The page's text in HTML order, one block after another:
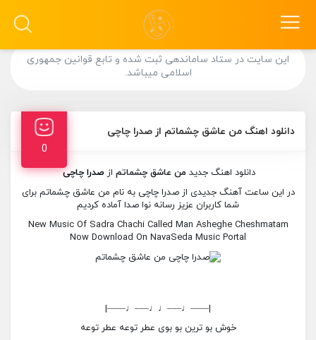
این سایت در ستاد ساماندهی ثبت شده و تابع قوانین جمهوری
اسلامی میباشد.
دانلود اهنگ من عاشق چشماتم از صدرا چاچی
0
دانلود اهنگ جدیدمن عاشق چشماتم از صدرا چاچی
در این ساعت آهنگ جدیدی از صدرا چاچی به نام من عاشق چشماتم برای
شما کاربران عزیز رسانه نوا صدا آماده کردیم
New Music Of Sadra Chachi Called Man Asheghe Cheshmatam
Now Download On NavaSeda Music Portal
|——♩—–♩♩—–♩——|
خوش بو ترین بو بوی عطر توعه عطر توعه